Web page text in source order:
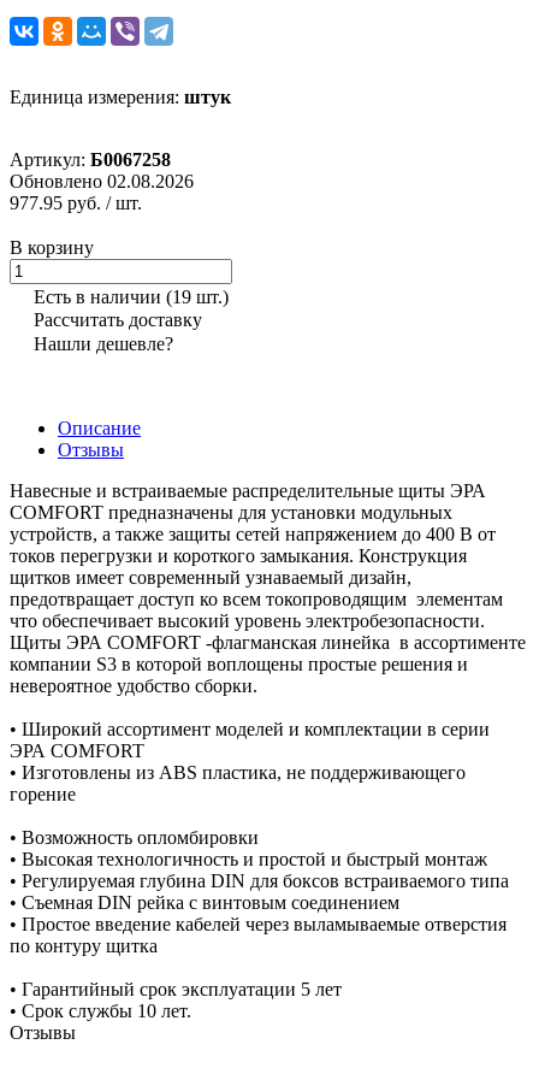
Единица измерения: штук
Артикул: Б0067258
Обновлено 02.08.2026
977.95 руб. / шт.
В корзину
Есть в наличии (19 шт.)
Рассчитать доставку
Нашли дешевле?
Описание
Отзывы
Навесные и встраиваемые распределительные щиты ЭРА
COMFORT предназначены для установки модульных
устройств, а также защиты сетей напряжением до 400 В от
токов перегрузки и короткого замыкания. Конструкция
щитков имеет современный узнаваемый дизайн,
предотвращает доступ ко всем токопроводящим элементам
что обеспечивает высокий уровень электробезопасности.
Щиты ЭРА COMFORT -флагманская линейка в ассортименте
компании S3 в которой воплощены простые решения и
невероятное удобство сборки.
• Широкий ассортимент моделей и комплектации в серии
ЭРА COMFORT
• Изготовлены из ABS пластика, не поддерживающего
горение
• Возможность опломбировки
• Высокая технологичность и простой и быстрый монтаж
• Регулируемая глубина DIN для боксов встраиваемого типа
• Съемная DIN рейка с винтовым соединением
• Простое введение кабелей через выламываемые отверстия
по контуру щитка
• Гарантийный срок эксплуатации 5 лет
• Срок службы 10 лет.
Отзывы